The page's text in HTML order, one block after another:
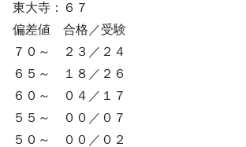
東大寺：６７
偏差値 合格／受験
７０～ ２３／２４
６５～ １８／２６
６０～ ０４／１７
５５～ ００／０７
５０～ ００／０２